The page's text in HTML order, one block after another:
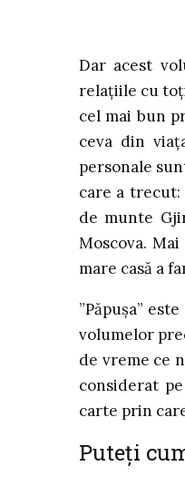
Dar acest
relațiile cu
cel mai bun
ceva din
personale
care a
de munte
Moscova.
mare casă a
”Păpușa”
volumelor
de vreme ce
considerat
carte prin
Puteți